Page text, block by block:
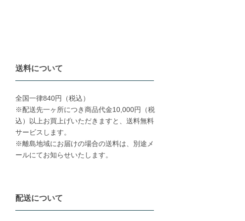
送料について
全国一律840円（税込）
※配送先一ヶ所につき商品代金10,000円（税
込）以上お買上げいただきますと、送料無料
サービスします。
※離島地域にお届けの場合の送料は、別途メ
ールにてお知らせいたします。
配送について